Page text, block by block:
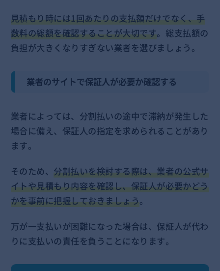
見積もり時には1回あたりの支払額だけでなく、手
数料の総額を確認することが大切です。総支払額の
負担が大きくなりすぎない業者を選びましょう。
業者のサイトで保証人が必要か確認する
業者によっては、分割払いの途中で滞納が発生した
場合に備え、保証人の指定を求められることがあり
ます。
そのため、分割払いを検討する際は、業者の公式サ
イトや見積もり内容を確認し、保証人が必要かどう
かを事前に把握しておきましょう。
万が一支払いが困難になった場合は、保証人が代わ
りに支払いの責任を負うことになります。